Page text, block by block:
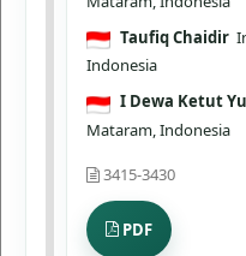
Taufiq Chaidir
Indonesia
I Dewa Ketut
Mataram, Indonesia
3415-3430
PDF